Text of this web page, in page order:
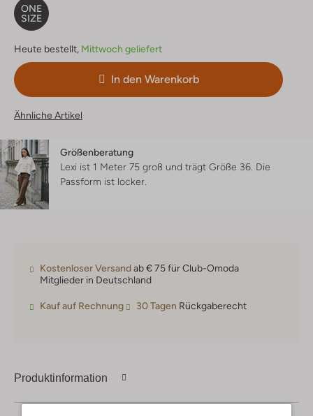
ONE
SIZE
Heute bestellt, Mittwoch geliefert
In den Warenkorb
Ähnliche Artikel
Größenberatung
Lexi ist 1 Meter 75 groß und trägt Größe 36. Die
Passform ist locker
Kostenloser Versandab € 75 für Club-Omoda
Mitglieder in Deutschland
Kauf auf Rechnung 30 Tagen Rückgaberecht
Produktinformation